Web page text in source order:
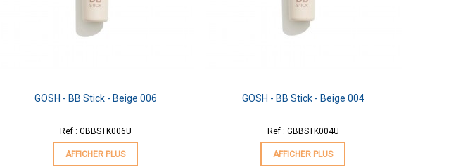
GOSH - BB Stick - Beige 006
Ref : GBBSTK006U
AFFICHER PLUS
GOSH - BB Stick - Beige 004
Ref : GBBSTK004U
AFFICHER PLUS